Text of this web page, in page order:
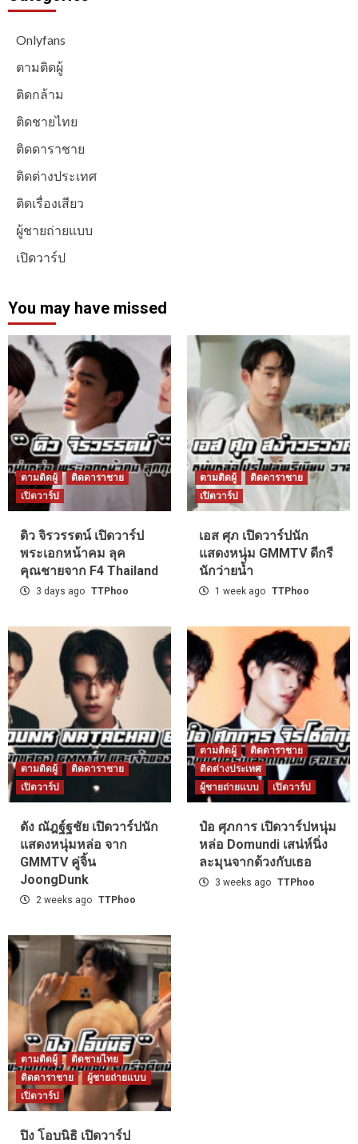
Onlyfans
ตามติดผู้
ติดกล้าม
ติดชายไทย
ติดดาราชาย
ติดต่างประเทศ
ติดเรื่องเสียว
ผู้ชายถ่ายแบบ
เปิดวาร์ป
You may have missed
ตามติดผู้
ติดดาราชาย
เปิดวาร์ป
ดิว จิรวรรตน์ เปิดวาร์ป
พระเอกหน้าคม ลุค
คุณชายจาก F4 Thailand
3 days ago TTPhoo
ตามติดผู้
ติดดาราชาย
เปิดวาร์ป
เอส ศุภ เปิดวาร์ปนัก
แสดงหนุ่ม GMMTV ดีกรี
นักว่ายน้ำ
1 week ago TTPhoo
ตามติดผู้
ติดดาราชาย
เปิดวาร์ป
ดัง ณัฎฐ์ฐชัย เปิดวาร์ปนัก
แสดงหนุ่มหล่อ จาก
GMMTV คู่จิ้น
JoongDunk
2 weeks ago TTPhoo
ตามติดผู้
ติดดาราชาย
ติดต่างประเทศ
ผู้ชายถ่ายแบบ
เปิดวาร์ป
ป๋อ ศุภการ เปิดวาร์ปหนุ่ม
หล่อ Domundi เสน่ห์นิ่ง
ละมุนจากด้วงกับเธอ
3 weeks ago TTPhoo
ตามติดผู้
ติดชายไทย
ติดดาราชาย
ผู้ชายถ่ายแบบ
เปิดวาร์ป
ปิง โอบนิธิ เปิดวาร์ป